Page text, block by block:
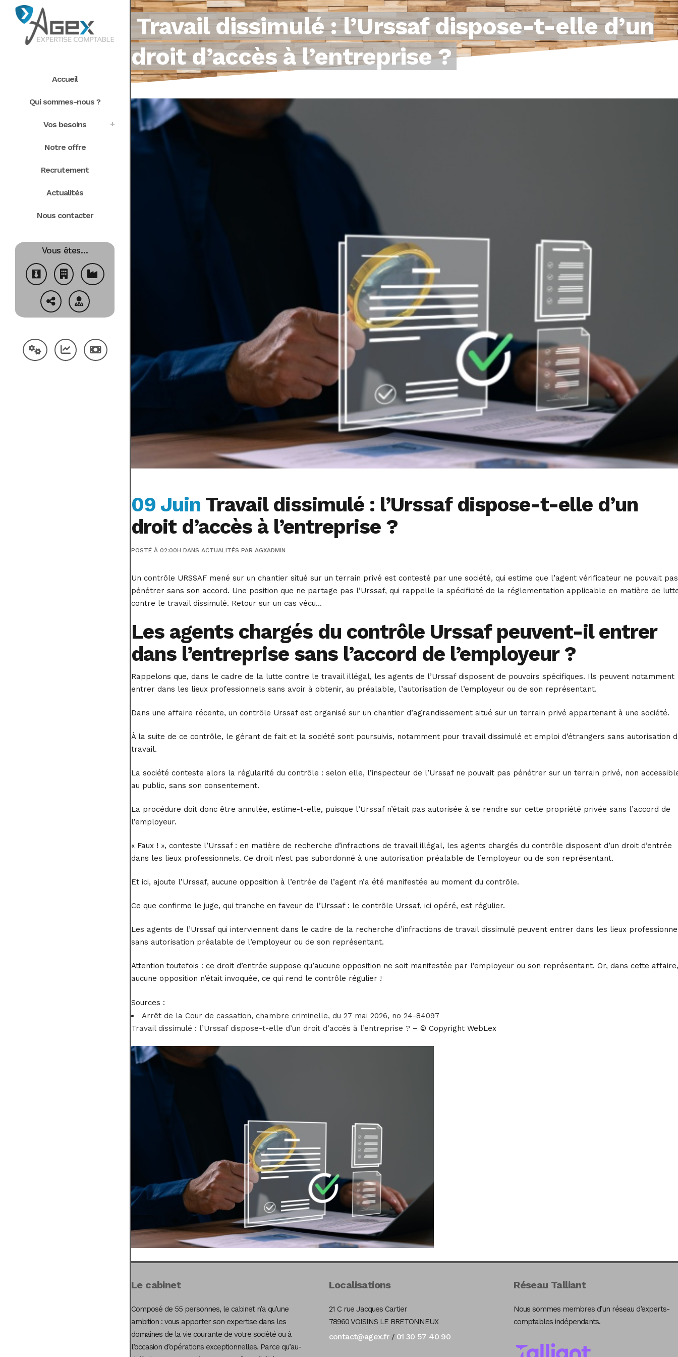
Accueil
Qui sommes-nous ?
Vos besoins
Notre offre
Recrutement
Actualités
Nous contacter
Vous êtes…
Travail dissimulé : l’Urssaf dispose-t-elle d’un
droit d’accès à l’entreprise ?
09 Juin Travail dissimulé : l’Urssaf dispose-t-elle d’un
droit d’accès à l’entreprise ?
POSTÉ À 02:00H DANS ACTUALITÉS PAR AGXADMIN
Un contrôle URSSAF mené sur un chantier situé sur un terrain privé est contesté par une société, qui estime que l’agent vérificateur ne pouvait
pénétrer sans son accord. Une position que ne partage pas l’Urssaf, qui rappelle la spécificité de la réglementation applicable en matière de
contre le travail dissimulé. Retour sur un cas vécu…
Les agents chargés du contrôle Urssaf peuvent-il entrer
dans l’entreprise sans l’accord de l’employeur ?
Rappelons que, dans le cadre de la lutte contre le travail illégal, les agents de l’Urssaf disposent de pouvoirs spécifiques. Ils peuvent notamment
entrer dans les lieux professionnels sans avoir à obtenir, au préalable, l’autorisation de l’employeur ou de son représentant.
Dans une affaire récente, un contrôle Urssaf est organisé sur un chantier d’agrandissement situé sur un terrain privé appartenant à une société.
À la suite de ce contrôle, le gérant de fait et la société sont poursuivis, notamment pour travail dissimulé et emploi d’étrangers sans autorisation
travail.
La société conteste alors la régularité du contrôle : selon elle, l’inspecteur de l’Urssaf ne pouvait pas pénétrer sur un terrain privé, non
au public, sans son consentement.
La procédure doit donc être annulée, estime-t-elle, puisque l’Urssaf n’était pas autorisée à se rendre sur cette propriété privée sans l’accord de
l’employeur.
« Faux ! », conteste l’Urssaf : en matière de recherche d’infractions de travail illégal, les agents chargés du contrôle disposent d’un droit d’entrée
dans les lieux professionnels. Ce droit n’est pas subordonné à une autorisation préalable de l’employeur ou de son représentant.
Et ici, ajoute l’Urssaf, aucune opposition à l’entrée de l’agent n’a été manifestée au moment du contrôle.
Ce que confirme le juge, qui tranche en faveur de l’Urssaf : le contrôle Urssaf, ici opéré, est régulier.
Les agents de l’Urssaf qui interviennent dans le cadre de la recherche d’infractions de travail dissimulé peuvent entrer dans les lieux
sans autorisation préalable de l’employeur ou de son représentant.
Attention toutefois : ce droit d’entrée suppose qu’aucune opposition ne soit manifestée par l’employeur ou son représentant. Or, dans cette affaire,
aucune opposition n’était invoquée, ce qui rend le contrôle régulier !
Sources :
Arrêt de la Cour de cassation, chambre criminelle, du 27 mai 2026, no 24-84097
Travail dissimulé : l’Urssaf dispose-t-elle d’un droit d’accès à l’entreprise ? – © Copyright WebLex
Le cabinet
Composé de 55 personnes, le cabinet n’a qu’une
ambition : vous apporter son expertise dans les
domaines de la vie courante de votre société ou à
l’occasion d’opérations exceptionnelles. Parce qu’au-
Localisations
21 C rue Jacques Cartier
78960 VOISINS LE BRETONNEUX
contact@agex.fr/ 01 30 57 40 90
Réseau Talliant
Nous sommes membres d’un réseau d’experts-
comptables indépendants.